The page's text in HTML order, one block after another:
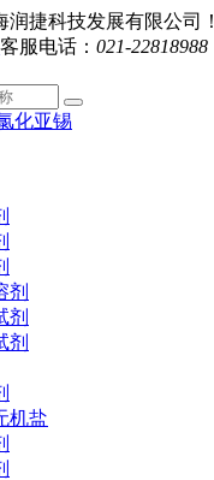
捷科技发展有限公司！
客服电话： 021-22818988
化亚锡
剂
剂
剂
机盐